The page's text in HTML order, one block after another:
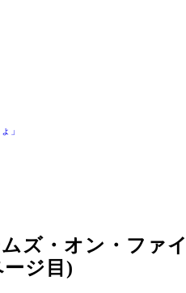
」
ズ・オン・ファイ
ジ目)